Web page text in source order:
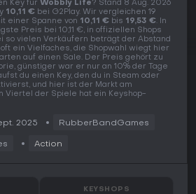
Key für Wobbly Life? Stand 8 Aug. 2026
10,11 € bei G2Play. Wir vergleichen 19
einer Spanne von 10,11 € bis 19,53 €. In
Preis bei 10,11 €, in offiziellen Shops
so vielen Verkäufern beträgt der Abstand
ein Vielfaches, die Shopwahl wiegt hier
auf einen Sale. Der Preis gehört zu
günstiger war er nur an 10% der Tage
du einen Key, den du in Steam oder
und hier ist der Markt am
Viertel der Spiele hat ein Keyshop-
2025 RubberBandGames
Action
KEYSHOPS